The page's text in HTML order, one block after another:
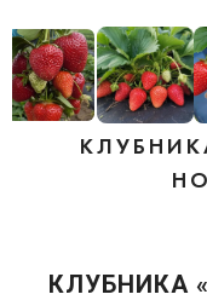
КЛУБНИКА